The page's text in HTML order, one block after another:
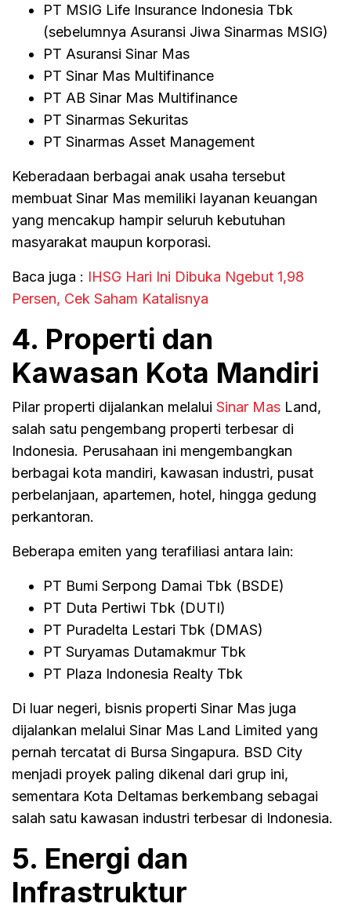
PT MSIG Life Insurance Indonesia Tbk
(sebelumnya Asuransi Jiwa Sinarmas MSIG)
PT Asuransi Sinar Mas
PT Sinar Mas Multifinance
PT AB Sinar Mas Multifinance
PT Sinarmas Sekuritas
PT Sinarmas Asset Management
Keberadaan berbagai anak usaha tersebut
membuat Sinar Mas memiliki layanan keuangan
yang mencakup hampir seluruh kebutuhan
masyarakat maupun korporasi.
Baca juga : IHSG Hari Ini Dibuka Ngebut 1,98
Persen, Cek Saham Katalisnya
4. Properti dan
Kawasan Kota Mandiri
Pilar properti dijalankan melalui Sinar Mas Land,
salah satu pengembang properti terbesar di
Indonesia. Perusahaan ini mengembangkan
berbagai kota mandiri, kawasan industri, pusat
perbelanjaan, apartemen, hotel, hingga gedung
perkantoran.
Beberapa emiten yang terafiliasi antara lain:
PT Bumi Serpong Damai Tbk (BSDE)
PT Duta Pertiwi Tbk (DUTI)
PT Puradelta Lestari Tbk (DMAS)
PT Suryamas Dutamakmur Tbk
PT Plaza Indonesia Realty Tbk
Di luar negeri, bisnis properti Sinar Mas juga
dijalankan melalui Sinar Mas Land Limited yang
pernah tercatat di Bursa Singapura. BSD City
menjadi proyek paling dikenal dari grup ini,
sementara Kota Deltamas berkembang sebagai
salah satu kawasan industri terbesar di Indonesia.
5. Energi dan
Infrastruktur